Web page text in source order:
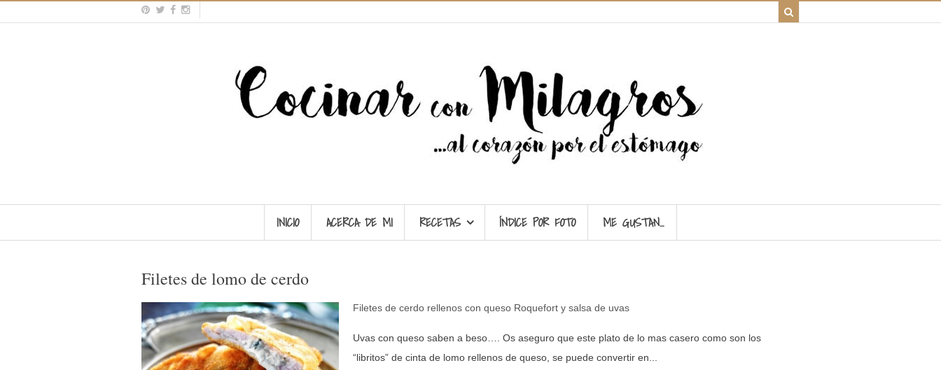
INICIO ACERCA DE MI RECETAS ÍNDICE POR FOTO ME GUSTAN…
Filetes de lomo de cerdo
Filetes de cerdo rellenos con queso Roquefort y salsa de uvas
Uvas con queso saben a beso…. Os aseguro que este plato de lo mas casero como son los
“libritos” de cinta de lomo rellenos de queso, se puede convertir en...